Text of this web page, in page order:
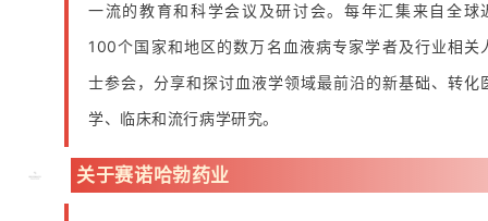
一流的教育和科学会议及研讨会。每年汇集来自全球
100个国家和地区的数万名血液病专家学者及行业相关
士参会，分享和探讨血液学领域最前沿的新基础、转化
学、临床和流行病学研究。
关于赛诺哈勃药业